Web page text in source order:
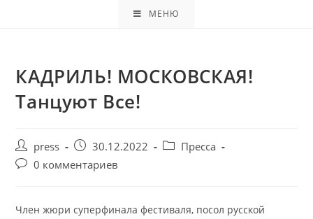
МЕНЮ
КАДРИЛЬ! МОСКОВСКАЯ!
Танцуют Все!
press 30.12.2022
Пресса
0 комментариев
Член жюри суперфинала фестиваля, посол русской